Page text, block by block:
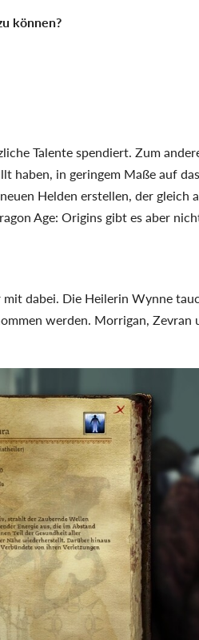
können?
Talente spendiert. Zum
haben, in geringem Maße auf das
Helden erstellen, der gleich
Age: Origins gibt es aber
mit dabei. Die Heilerin Wynne
werden. Morrigan, Zevran